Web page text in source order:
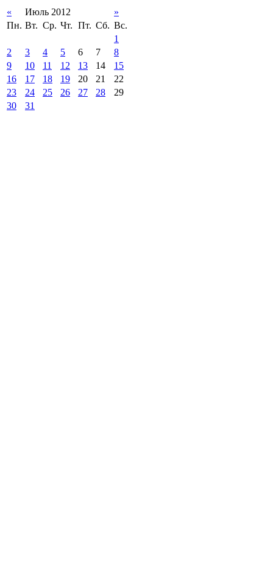
« Июль 2012
»
Пн. Вт. Ср. Чт. Пт. Сб. Вс.
1
2
3 4 5 6 7
8
9
10 11 12 13 14
15
16
17 18 19 20 21
22
23
24 25 26 27 28
29
30
31